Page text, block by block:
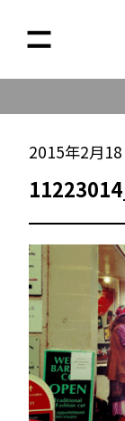
2015年2月18